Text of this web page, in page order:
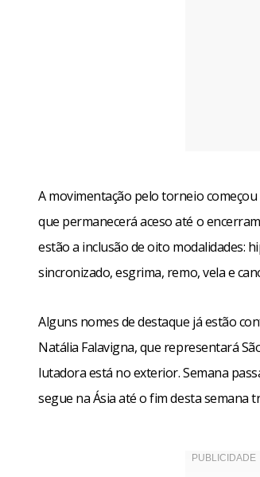
A movimentação pelo torneio
que permanecerá aceso até o
estão a inclusão de oito modalidades:
sincronizado, esgrima, remo, vela e
Alguns nomes de destaque já estão
Natália Falavigna, que representará
lutadora está no exterior. Semana
segue na Ásia até o fim desta semana